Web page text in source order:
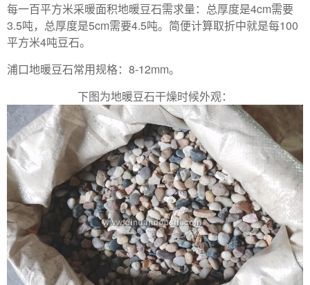
每一百平方米采暖面积地暖豆石需求量：总厚度是4cm需要
3.5吨，总厚度是5cm需要4.5吨。简便计算取折中就是每100
平方米4吨豆石。
浦口地暖豆石常用规格：8-12mm。
下图为地暖豆石干燥时候外观：